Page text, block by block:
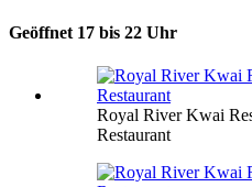
Geöffnet 17 bis 22 Uhr
Royal River Kwai
Restaurant